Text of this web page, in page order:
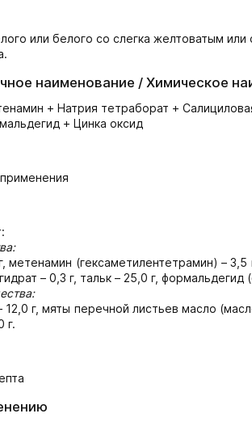
или белого со слегка желтоватым
наименование / Химическое
+ Натрия тетраборат +
+ Цинка оксид
метенамин (гексаметилентетрамин) –
– 0,3 г, тальк – 25,0 г,
12,0 г, мяты перечной листьев масло
г.